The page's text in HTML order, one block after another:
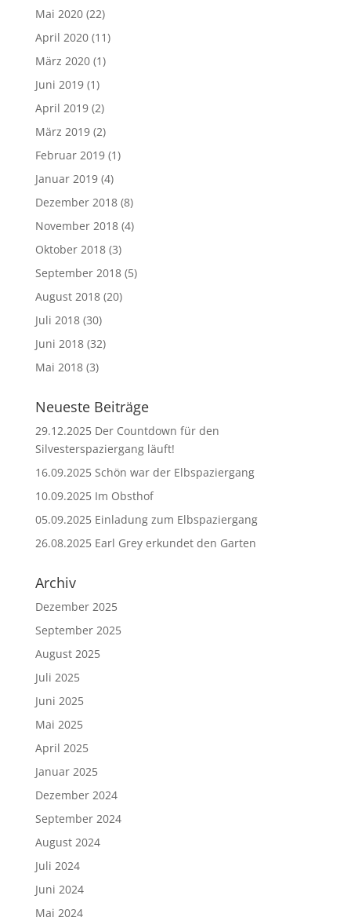
Mai 2020(22)
April 2020(11)
März 2020(1)
Juni 2019(1)
April 2019(2)
März 2019(2)
Februar 2019(1)
Januar 2019(4)
Dezember 2018(8)
November 2018(4)
Oktober 2018(3)
September 2018(5)
August 2018(20)
Juli 2018(30)
Juni 2018(32)
Mai 2018(3)
Neueste Beiträge
29.12.2025 Der Countdown für den
Silvesterspaziergang läuft!
16.09.2025 Schön war der Elbspaziergang
10.09.2025 Im Obsthof
05.09.2025 Einladung zum Elbspaziergang
26.08.2025 Earl Grey erkundet den Garten
Archiv
Dezember 2025
September 2025
August 2025
Juli 2025
Juni 2025
Mai 2025
April 2025
Januar 2025
Dezember 2024
September 2024
August 2024
Juli 2024
Juni 2024
Mai 2024